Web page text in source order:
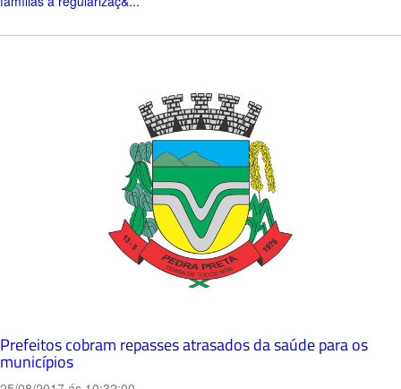
Prefeitos cobram repasses atrasados da saúde para os
municípios